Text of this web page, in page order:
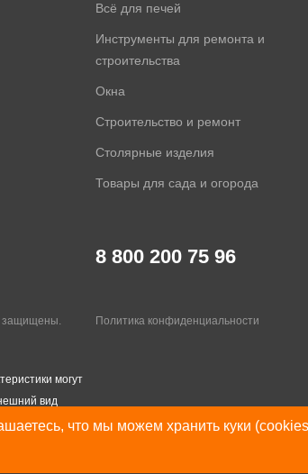
что мы можем хранить куки
Всё для печей
Инструменты для ремонта и
строительства
Окна
Строительство и ремонт
Столярные изделия
Товары для сада и огорода
8 800 200 75 96
защищены. Политика конфиденциальности
могут
вид